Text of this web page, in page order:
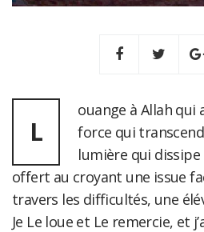
L
ouange à Allah qui
force qui
lumière qui
offert au croyant une issue
travers les difficultés, une
Je Le loue et Le remercie, et